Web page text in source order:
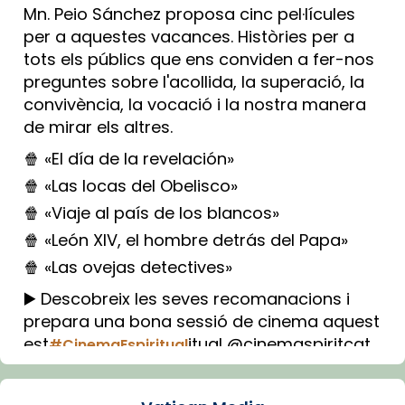
Mn. Peio Sánchez proposa cinc pel·lícules
per a aquestes vacances. Històries per a
tots els públics que ens conviden a fer-nos
preguntes sobre l'acollida, la superació, la
convivència, la vocació i la nostra manera
de mirar els altres.
🍿 «El día de la revelación»
🍿 «Las locas del Obelisco»
🍿 «Viaje al país de los blancos»
🍿 «León XIV, el hombre detrás del Papa»
🍿 «Las ovejas detectives»
▶️ Descobreix les seves recomanacions i
prepara una bona sessió de cinema aquest
est#CinemaEspiritualitual @cinemaspiritcat
Imatge: Generada amb IA (OpenAI)